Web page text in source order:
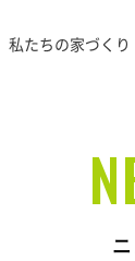
私たちの家づくり